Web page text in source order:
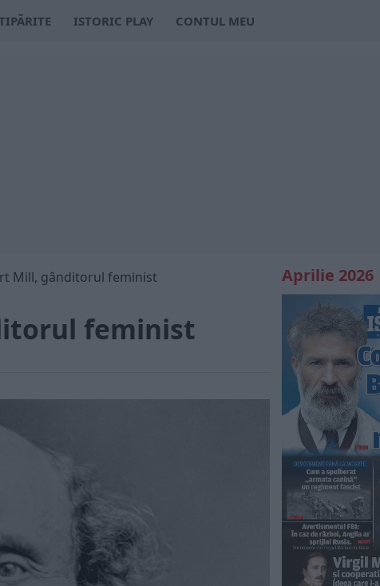
ISTORIC PLAY CONTUL MEU
Mill, gânditorul feminist
feminist
Aprilie 2026